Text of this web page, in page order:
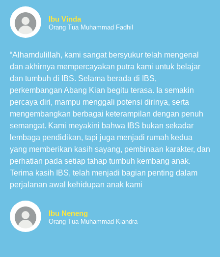
Ibu Vinda
Orang Tua Muhammad Fadhil
“Alhamdulillah, kami sangat bersyukur telah mengenal
dan akhirnya mempercayakan putra kami untuk belajar
dan tumbuh di IBS. Selama berada di IBS,
perkembangan Abang Kian begitu terasa. Ia semakin
percaya diri, mampu menggali potensi dirinya, serta
mengembangkan berbagai keterampilan dengan penuh
semangat. Kami meyakini bahwa IBS bukan sekadar
lembaga pendidikan, tapi juga menjadi rumah kedua
yang memberikan kasih sayang, pembinaan karakter, dan
perhatian pada setiap tahap tumbuh kembang anak.
Terima kasih IBS, telah menjadi bagian penting dalam
perjalanan awal kehidupan anak kami
Ibu Neneng
Orang Tua Muhammad Kiandra